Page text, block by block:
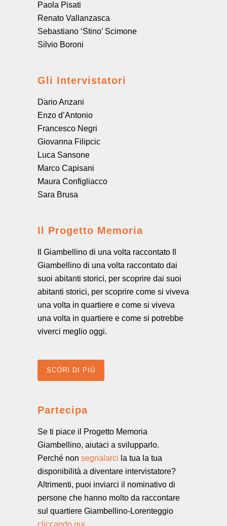
Paola Pisati
Renato Vallanzasca
Sebastiano ‘Stino’ Scimone
Silvio Boroni
Gli Intervistatori
Dario Anzani
Enzo d’Antonio
Francesco Negri
Giovanna Filipcic
Luca Sansone
Marco Capisani
Maura Configliacco
Sara Brusa
Il Progetto Memoria
Il Giambellino di una volta raccontato Il
Giambellino di una volta raccontato dai
suoi abitanti storici, per scoprire dai suoi
abitanti storici, per scoprire come si viveva
una volta in quartiere e come si viveva
una volta in quartiere e come si potrebbe
viverci meglio oggi.
SCORI DI PIÙ
Partecipa
Se ti piace il Progetto Memoria
Giambellino, aiutaci a svilupparlo.
Perché non segnalarci la tua la tua
disponibilità a diventare intervistatore?
Altrimenti, puoi inviarci il nominativo di
persone che hanno molto da raccontare
sul quartiere Giambellino-Lorenteggio
cliccando qui.